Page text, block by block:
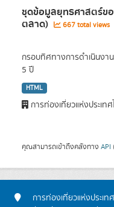
ชุดข้อมูลยุทธศาสตร์ข
ตลาด) 667 total views
กรอบทิศทางการดำเนินงาน
5 ปี
HTML
การท่องเที่ยวแห่งประเท
คุณสามารถเข้าถึงคลังทาง API
การท่องเที่ยวแห่งประเ